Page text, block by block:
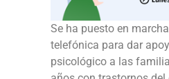
Se ha puesto en
telefónica para dar
psicológico a las